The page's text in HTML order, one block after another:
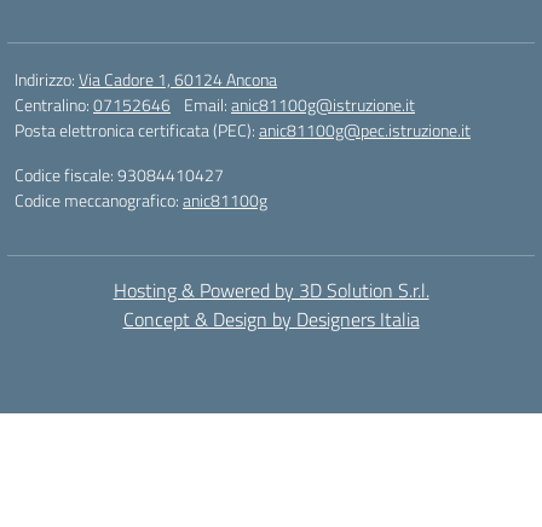
Indirizzo:Via Cadore 1, 60124 Ancona
Centralino:07152646 Email:anic81100g@istruzione.it
Posta elettronica certificata (PEC):anic81100g@pec.istruzione.it
Codice fiscale: 93084410427
Codice meccanografico:anic81100g
Hosting & Powered by 3D Solution S.r.l.
Concept & Design by Designers Italia